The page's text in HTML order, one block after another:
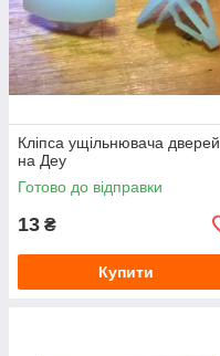
Кліпса ущільнювача дверей
на Деу
Готово до відправки
13 ₴
Купити